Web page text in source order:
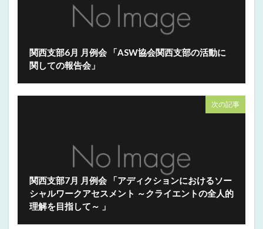
関西支部6月 月例会 「ASW協会関西支部の活動に
関しての報告会」
次の記事
関西支部7月 月例会 「アディクションにおけるソー
シャルワークアセスメント ～クライエントの全人的
理解を目指して～ 」